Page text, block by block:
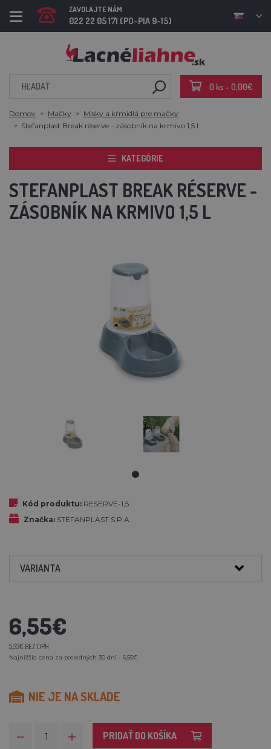
ZAVOLAJTE NÁM
022 22 05 171 (PO-PIA 9-15)
0 ks - 0,00€
Domov Mačky
Misky a kŕmidlá pre mačky
Stefanplast Break réserve - zásobník na krmivo 1,5 l
KATEGÓRIE
STEFANPLAST BREAK RÉSERVE -
ZÁSOBNÍK NA KRMIVO 1,5 L
Kód produktu: RESERVE-1,5
Značka: STEFANPLAST S.P.A.
VARIANTA
6,55€
5,33€ BEZ DPH
Najnižšia cena za posledných 30 dní - 6,55€
NIE JE NA SKLADE
PRIDAŤ DO KOŠÍKA